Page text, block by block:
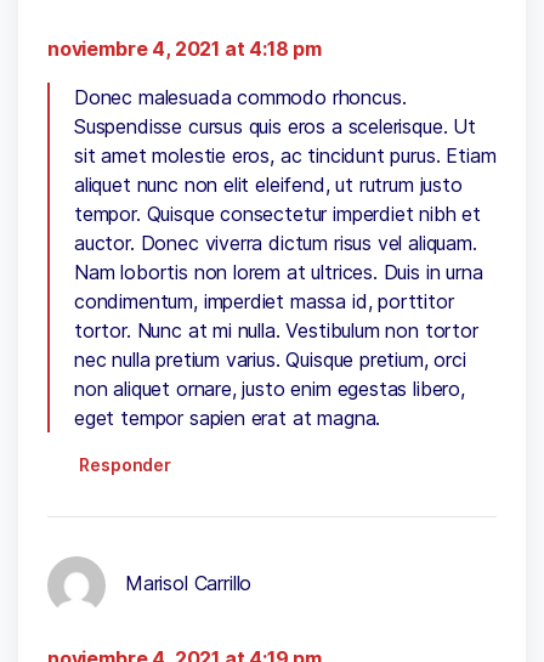
noviembre 4, 2021 at 4:18 pm
Donec malesuada commodo rhoncus.
Suspendisse cursus quis eros a scelerisque. Ut
sit amet molestie eros, ac tincidunt purus. Etiam
aliquet nunc non elit eleifend, ut rutrum justo
tempor. Quisque consectetur imperdiet nibh et
auctor. Donec viverra dictum risus vel aliquam.
Nam lobortis non lorem at ultrices. Duis in urna
condimentum, imperdiet massa id, porttitor
tortor. Nunc at mi nulla. Vestibulum non tortor
nec nulla pretium varius. Quisque pretium, orci
non aliquet ornare, justo enim egestas libero,
eget tempor sapien erat at magna.
Responder
Marisol Carrillo